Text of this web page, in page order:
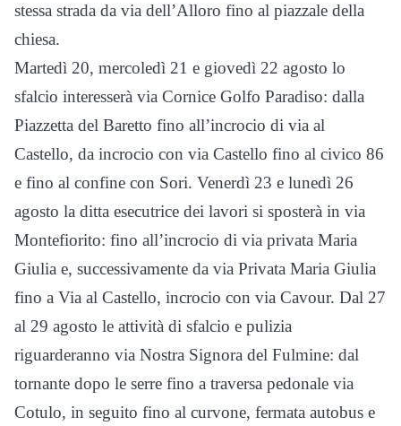
stessa strada da via dell’Alloro fino al piazzale della
chiesa.
Martedì 20, mercoledì 21 e giovedì 22 agosto lo
sfalcio interesserà via Cornice Golfo Paradiso: dalla
Piazzetta del Baretto fino all’incrocio di via al
Castello, da incrocio con via Castello fino al civico 86
e fino al confine con Sori. Venerdì 23 e lunedì 26
agosto la ditta esecutrice dei lavori si sposterà in via
Montefiorito: fino all’incrocio di via privata Maria
Giulia e, successivamente da via Privata Maria Giulia
fino a Via al Castello, incrocio con via Cavour. Dal 27
al 29 agosto le attività di sfalcio e pulizia
riguarderanno via Nostra Signora del Fulmine: dal
tornante dopo le serre fino a traversa pedonale via
Cotulo, in seguito fino al curvone, fermata autobus e